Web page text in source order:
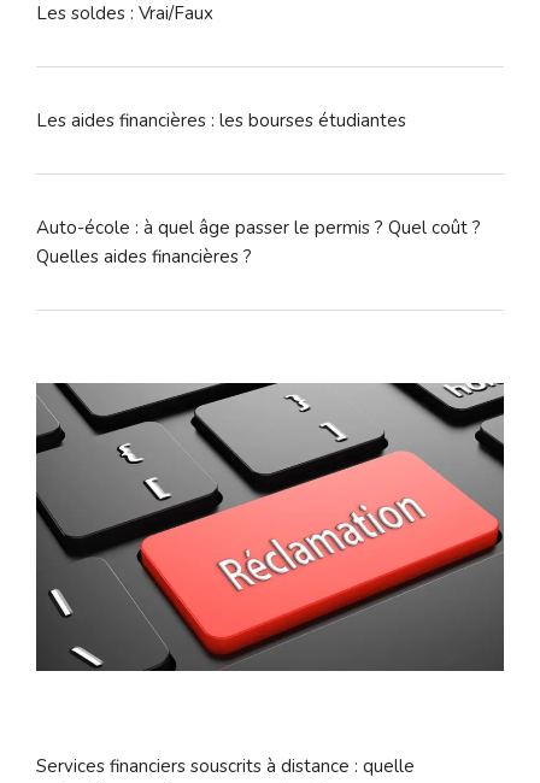
Les soldes : Vrai/Faux
Les aides financières : les bourses étudiantes
Auto-école : à quel âge passer le permis ? Quel coût ?
Quelles aides financières ?
Services financiers souscrits à distance : quelle